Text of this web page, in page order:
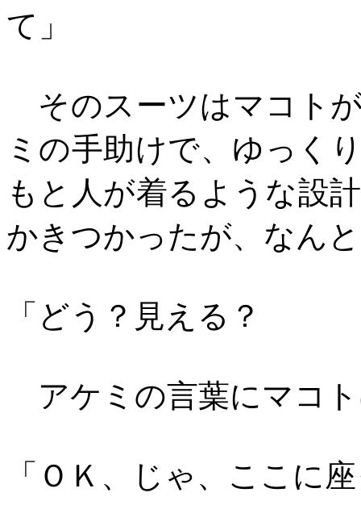
て」
そのスーツはマコト
ミの手助けで、ゆっく
もと人が着るような設
かきつかったが、なん
「どう？見える？
アケミの言葉にマコ
「ＯＫ、じゃ、ここに